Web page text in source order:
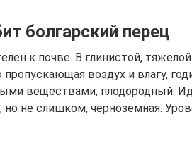
болгарский перец
к почве. В глинистой,
воздух и влагу,
веществами, плодородный.
но не слишком, черноземная.